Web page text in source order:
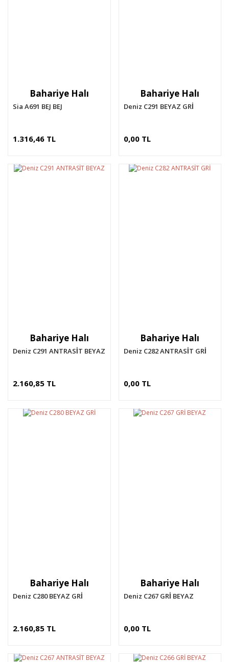
Bahariye Halı
Sia A691 BEJ BEJ
1.316,46 TL
Bahariye Halı
Deniz C291 BEYAZ GRİ
0,00 TL
Bahariye Halı
Deniz C291 ANTRASİT BEYAZ
2.160,85 TL
Bahariye Halı
Deniz C282 ANTRASİT GRİ
0,00 TL
Bahariye Halı
Deniz C280 BEYAZ GRİ
2.160,85 TL
Bahariye Halı
Deniz C267 GRİ BEYAZ
0,00 TL